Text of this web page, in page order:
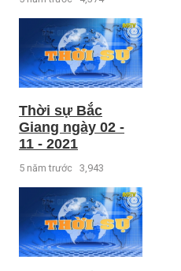
Thời sự Bắc
Giang ngày 02 -
11 - 2021
5 năm trước 3,943